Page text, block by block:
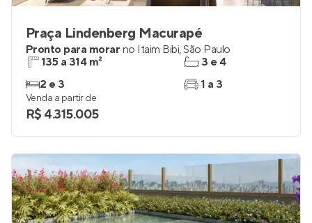
Praça Lindenberg Macurapé
Pronto para morar no Itaim Bibi,São Paulo
135 a 314 m²
2 e 3
3 e 4
1 a 3
Venda a partir de
R$ 4.315.005